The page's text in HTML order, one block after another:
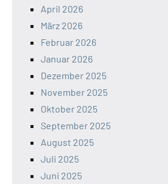
April 2026
März 2026
Februar 2026
Januar 2026
Dezember 2025
November 2025
Oktober 2025
September 2025
August 2025
Juli 2025
Juni 2025